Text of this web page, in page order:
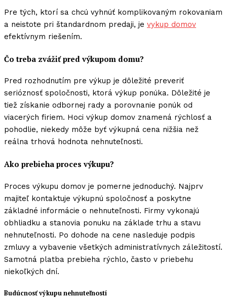
Pre tých, ktorí sa chcú vyhnúť komplikovaným rokovaniam
a neistote pri štandardnom predaji, je vykup domov
efektívnym riešením.
Čo treba zvážiť pred výkupom domu?
Pred rozhodnutím pre výkup je dôležité preveriť
serióznosť spoločnosti, ktorá výkup ponúka. Dôležité je
tiež získanie odbornej rady a porovnanie ponúk od
viacerých firiem. Hoci výkup domov znamená rýchlosť a
pohodlie, niekedy môže byť výkupná cena nižšia než
reálna trhová hodnota nehnuteľnosti.
Ako prebieha proces výkupu?
Proces výkupu domov je pomerne jednoduchý. Najprv
majiteľ kontaktuje výkupnú spoločnosť a poskytne
základné informácie o nehnuteľnosti. Firmy vykonajú
obhliadku a stanovia ponuku na základe trhu a stavu
nehnuteľnosti. Po dohode na cene nasleduje podpis
zmluvy a vybavenie všetkých administratívnych záležitostí.
Samotná platba prebieha rýchlo, často v priebehu
niekoľkých dní.
Budúcnosť výkupu nehnuteľností